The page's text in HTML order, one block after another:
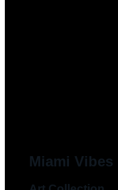
Miami Vibes